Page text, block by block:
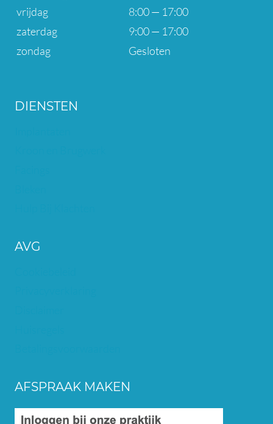
vrijdag
8:00 — 17:00
zaterdag
9:00 — 17:00
zondag
Gesloten
DIENSTEN
AVG
AFSPRAAK MAKEN